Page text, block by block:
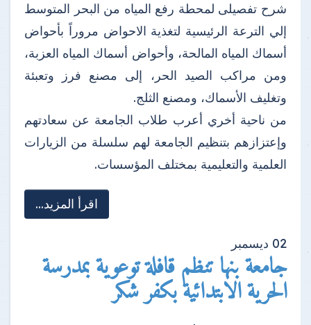
شرح تفصيلى لمحطة رفع المياه من البحر المتوسط
إلي الترعة الرئيسية لتغذية الاحواض مروراً بأحواض
أسماك المياه المالحة، وأحواض أسماك المياه العزبة،
ومن مراكب الصيد الحر، إلى مصنع فرز وتعبئة
وتغليف الأسماك، ومصنع الثلج.
من ناحية أخري أعرب طلاب الجامعة عن سعادتهم
وإعتزازهم بتنظيم الجامعة لهم سلسلة من الزيارات
العلمية والتعليمية بمختلف المؤسسات.
اقرأ المزيد...
02 ديسمبر
جامعة بنها تنظم قافلة توعوية بمدرسة
الحرية الابتدائية بكفر شكر